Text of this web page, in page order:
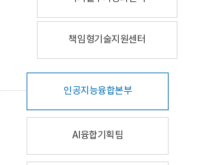
책임형기술지원센터
인공지능융합본부
AI융합기획팀